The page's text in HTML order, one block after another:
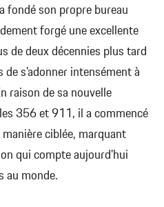
fondé son propre bureau
forgé une excellente
de deux décennies plus tard
s’adonner intensément à
raison de sa nouvelle
356 et 911, il a commencé
ciblée, marquant
qui compte aujourd’hui
au monde.